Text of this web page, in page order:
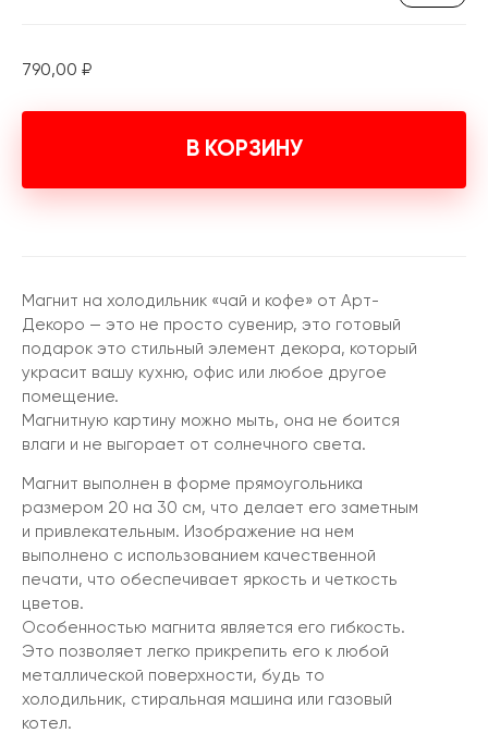
790,00 ₽
В КОРЗИНУ
Магнит на холодильник «чай и кофе» от Арт-
Декоро — это не просто сувенир, это готовый
подарок это стильный элемент декора, который
украсит вашу кухню, офис или любое другое
помещение.
Магнитную картину можно мыть, она не боится
влаги и не выгорает от солнечного света.
Магнит выполнен в форме прямоугольника
размером 20 на 30 см, что делает его заметным
и привлекательным. Изображение на нем
выполнено с использованием качественной
печати, что обеспечивает яркость и четкость
цветов.
Особенностью магнита является его гибкость.
Это позволяет легко прикрепить его к любой
металлической поверхности, будь то
холодильник, стиральная машина или газовый
котел.